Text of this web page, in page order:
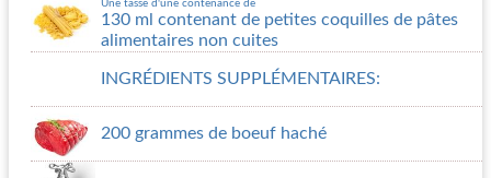
Une tasse d'une contenance de
130 ml contenant de petites coquilles de pâtes
alimentaires non cuites
INGRÉDIENTS SUPPLÉMENTAIRES:
200 grammes de boeuf haché